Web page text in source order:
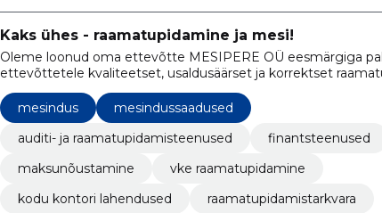
Kaks ühes - raamatupidamine ja mesi!
Oleme loonud oma ettevõtte MESIPERE OÜ eesmärgiga
ettevõttetele kvaliteetset, usaldusäärset ja korrektset
mesindus
mesindussaadused
auditi- ja raamatupidamisteenused
finantsteenused
maksunõustamine
vke raamatupidamine
kodu kontori lahendused
raamatupidamistarkvara